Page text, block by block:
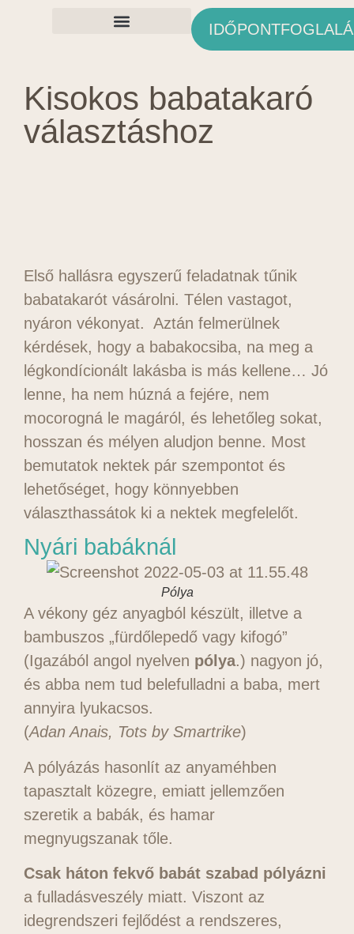
Kisokos babatakaró
választáshoz
Első hallásra egyszerű feladatnak tűnik
babatakarót vásárolni. Télen vastagot,
nyáron vékonyat. Aztán felmerülnek
kérdések, hogy a babakocsiba, na meg a
légkondícionált lakásba is más kellene… Jó
lenne, ha nem húzná a fejére, nem
mocorogná le magáról, és lehetőleg sokat,
hosszan és mélyen aludjon benne. Most
bemutatok nektek pár szempontot és
lehetőséget, hogy könnyebben
választhassátok ki a nektek megfelelőt.
Nyári babáknál
Pólya
A vékony géz anyagból készült, illetve a
bambuszos „fürdőlepedő vagy kifogó”
(Igazából angol nyelven pólya.) nagyon jó,
és abba nem tud belefulladni a baba, mert
annyira lyukacsos.
(Adan Anais, Tots by Smartrike)
A pólyázás hasonlít az anyaméhben
tapasztalt közegre, emiatt jellemzően
szeretik a babák, és hamar
megnyugszanak tőle.
Csak háton fekvő babát szabad pólyázni
a fulladásveszély miatt. Viszont az
idegrendszeri fejlődést a rendszeres,